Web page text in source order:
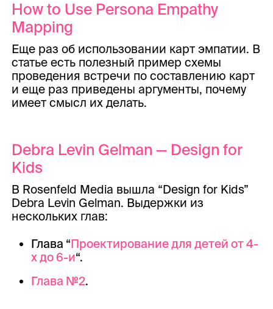
How to Use Persona Empathy
Mapping
Еще раз об использовании карт эмпатии. В
статье есть полезный пример схемы
проведения встречи по составлению карт
и еще раз приведены аргументы, почему
имеет смысл их делать.
Debra Levin Gelman — Design for
Kids
B Rosenfeld Media вышла “Design for Kids”
Debra Levin Gelman. Выдержки из
нескольких глав:
Глава “Проектирование для детей от 4-
х до 6-и“.
Глава №2.